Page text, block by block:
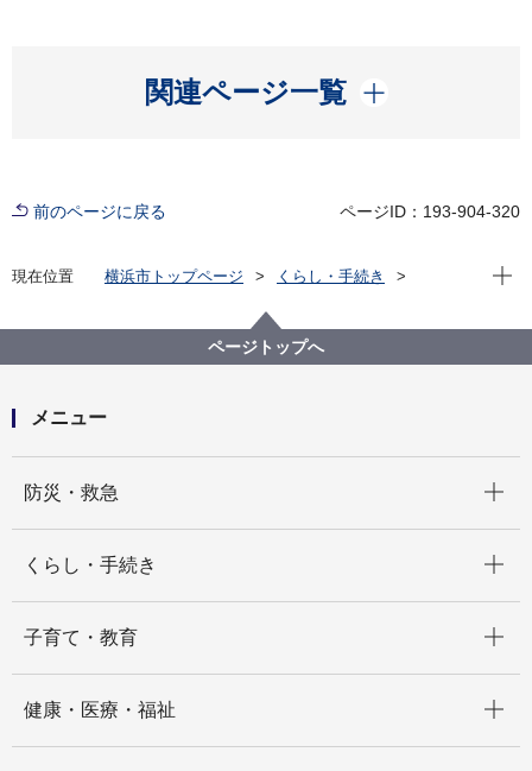
関連ページ一覧
開く
前のページに戻る ページID：193-904-320
現在位置 横浜市トップページ
くらし・手続き
定期検査の受検をご希望の方へ
現在
ページトップへ
メニュー
防災・救急
くらし・手続き
子育て・教育
健康・医療・福祉